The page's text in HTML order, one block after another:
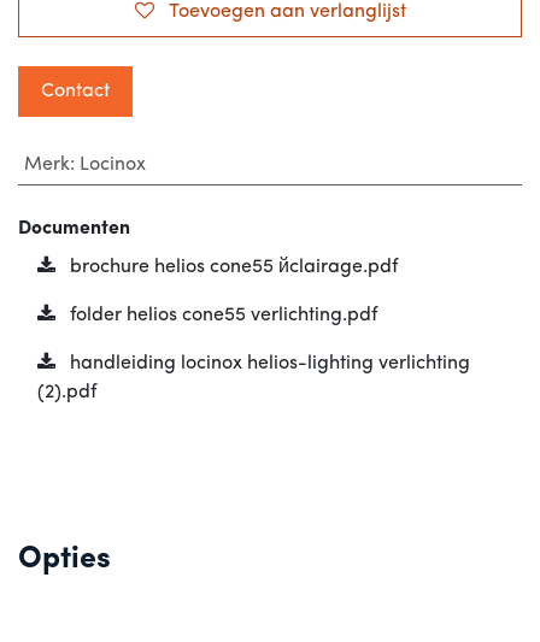
Toevoegen aan verlanglijst
Contact
Merk: Locinox
Documenten
brochure helios cone55 йclairage.pdf
folder helios cone55 verlichting.pdf
handleiding locinox helios-lighting verlichting
(2).pdf
Opties